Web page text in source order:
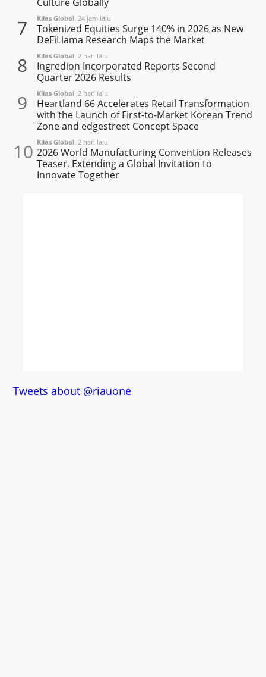
7 Kilas Global 24 jam lalu
Tokenized Equities Surge 140% in 2026 as New
DeFiLlama Research Maps the Market
8 Kilas Global 2 hari lalu
Ingredion Incorporated Reports Second
Quarter 2026 Results
9 Kilas Global 2 hari lalu
Heartland 66 Accelerates Retail Transformation
with the Launch of First-to-Market Korean Trend
Zone and edgestreet Concept Space
10 Kilas Global 2 hari lalu
2026 World Manufacturing Convention Releases
Teaser, Extending a Global Invitation to
Innovate Together
Tweets about @riauone